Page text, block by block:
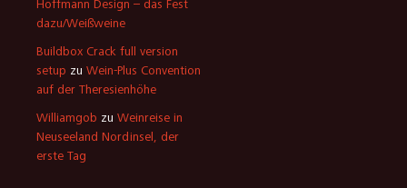
Hoffmann Design – das Fest
dazu/Weißweine
Buildbox Crack full version
setup zu Wein-Plus Convention
auf der Theresienhöhe
Williamgob zu Weinreise in
Neuseeland Nordinsel, der
erste Tag